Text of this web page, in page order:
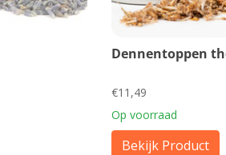
Dennentoppen
€11,49
Op voorraad
Bekijk Product